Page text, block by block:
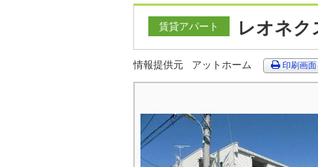
賃貸アパート レオネク
情報提供元 アットホーム 印刷画